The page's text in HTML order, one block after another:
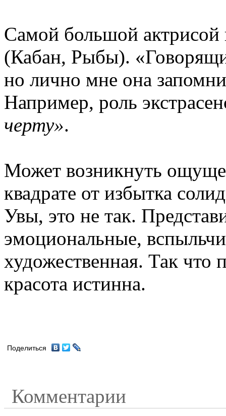
Самой большой актрисой
(Кабан, Рыбы).
но лично мне она
Например, роль
черту».
Может возникнуть
квадрате от избытка
Увы, это не так.
эмоциональные,
художественная. Так что
красота истинна.
Поделиться
Комментарии